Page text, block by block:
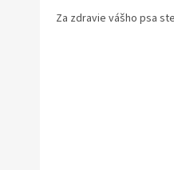
Za zdravie vášho psa